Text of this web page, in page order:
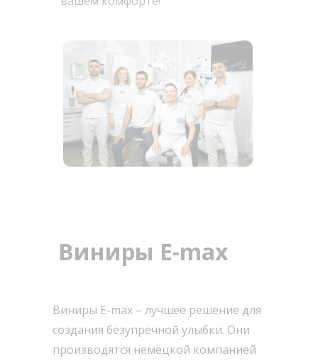
Виниры E-max
Виниры E-max – лучшее решение для
создания безупречной улыбки. Они
производятся немецкой компанией